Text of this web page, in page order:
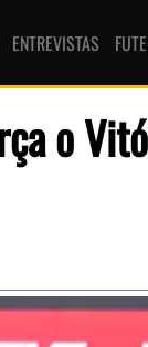
ENTREVISTAS
o